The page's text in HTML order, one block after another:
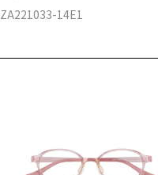
ZA221033-14E1